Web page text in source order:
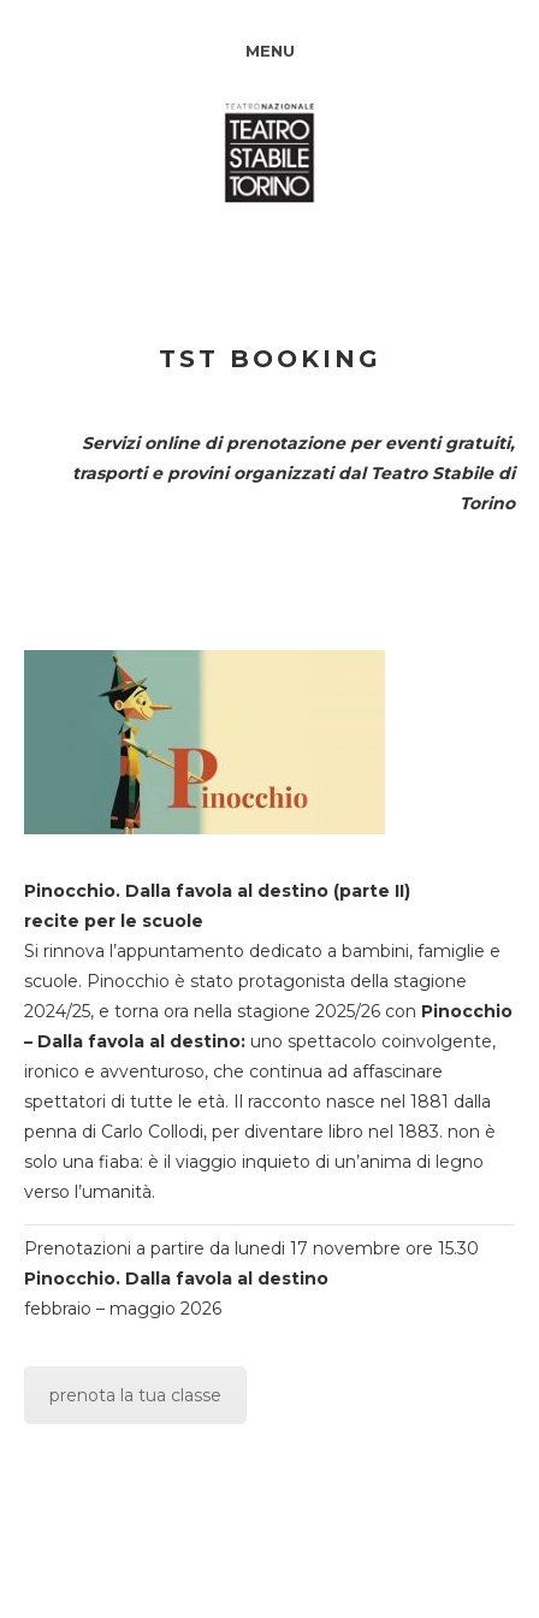
MENU
TST BOOKING
Servizi online di prenotazione per eventi gratuiti,
trasporti e provini organizzati dal Teatro Stabile di
Torino
Pinocchio. Dalla favola al destino (parte II)
recite per le scuole
Si rinnova l’appuntamento dedicato a bambini, famiglie e
scuole. Pinocchio è stato protagonista della stagione
2024/25, e torna ora nella stagione 2025/26 con Pinocchio
– Dalla favola al destino: uno spettacolo coinvolgente,
ironico e avventuroso, che continua ad affascinare
spettatori di tutte le età. Il racconto nasce nel 1881 dalla
penna di Carlo Collodi, per diventare libro nel 1883. non è
solo una fiaba: è il viaggio inquieto di un’anima di legno
verso l’umanità.
Prenotazioni a partire da lunedi 17 novembre ore 15.30
Pinocchio. Dalla favola al destino
febbraio – maggio 2026
prenota la tua classe